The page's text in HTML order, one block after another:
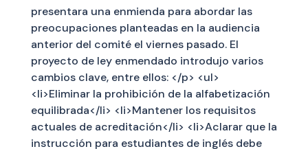
presentara una enmienda para abordar las
preocupaciones planteadas en la audiencia
anterior del comité el viernes pasado. El
proyecto de ley enmendado introdujo varios
cambios clave, entre ellos: </p> <ul>
<li>Eliminar la prohibición de la alfabetización
equilibrada</li> <li>Mantener los requisitos
actuales de acreditación</li> <li>Aclarar que la
instrucción para estudiantes de inglés debe